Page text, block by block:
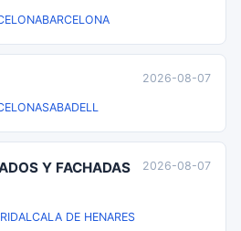
BARCELONA
SABADELL
2026-08-07
Y FACHADAS
ALCALA DE HENARES
2026-08-07